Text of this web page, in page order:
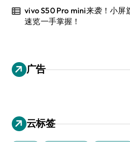
vivo S50 Pro mini来袭！小屏
速览一手掌握！
广告
云标签